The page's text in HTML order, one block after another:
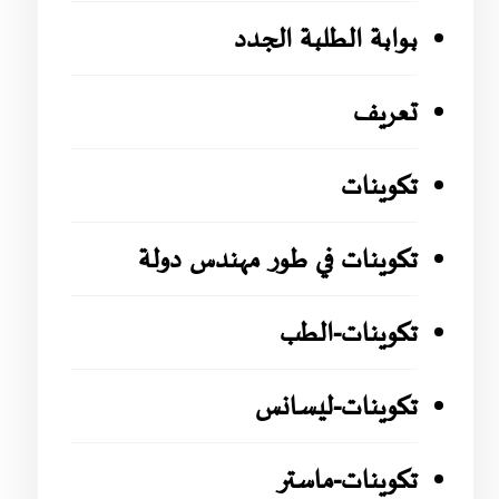
بوابة الطلبة الجدد
تعريف
تكوينات
تكوينات في طور مهندس دولة
تكوينات-الطب
تكوينات-ليسانس
تكوينات-ماستر